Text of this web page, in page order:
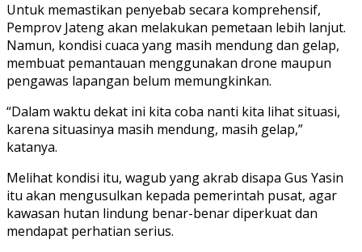
Untuk memastikan penyebab secara komprehensif,
Pemprov Jateng akan melakukan pemetaan lebih lanjut.
Namun, kondisi cuaca yang masih mendung dan gelap,
membuat pemantauan menggunakan drone maupun
pengawas lapangan belum memungkinkan.
“Dalam waktu dekat ini kita coba nanti kita lihat situasi,
karena situasinya masih mendung, masih gelap,”
katanya.
Melihat kondisi itu, wagub yang akrab disapa Gus Yasin
itu akan mengusulkan kepada pemerintah pusat, agar
kawasan hutan lindung benar-benar diperkuat dan
mendapat perhatian serius.